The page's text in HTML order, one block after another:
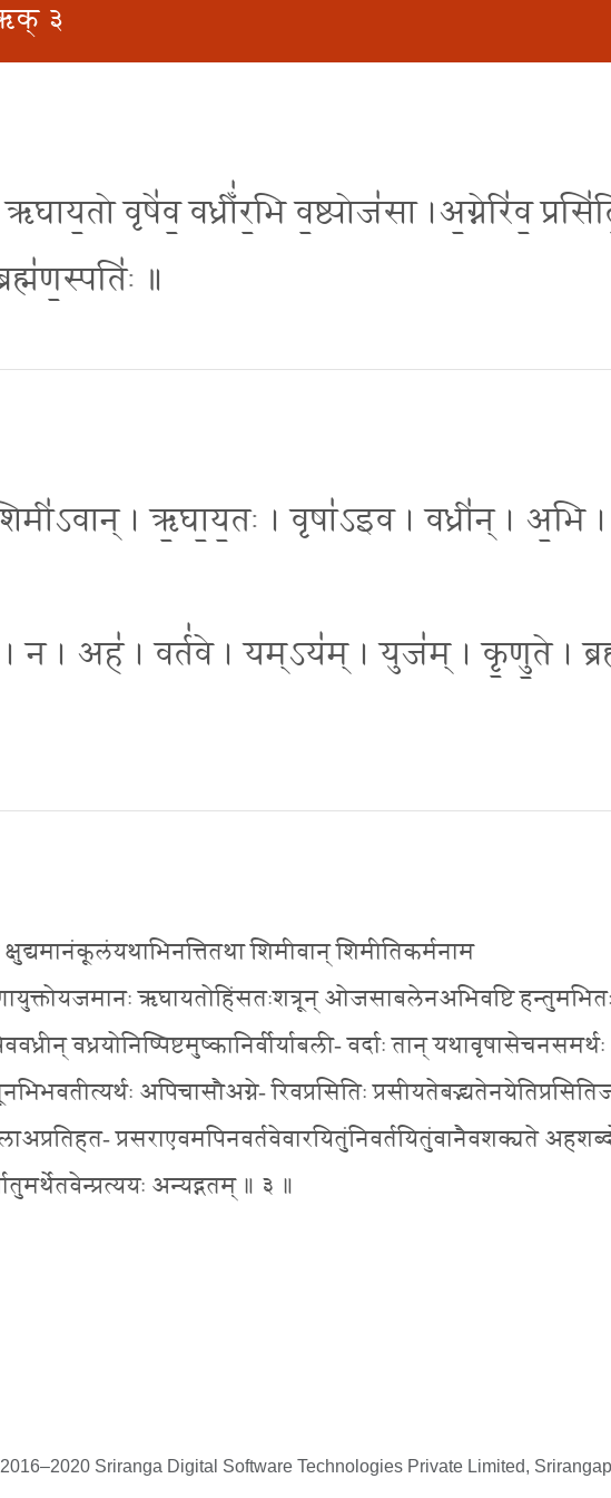
३
ऋघाय॒तो वृषे॑व॒ वध्रीँ॑र॒भि व॒ष्ट्योज॑सा ।अ॒ग्नेरि॑व॒
॥
। ऋ॒घा॒य॒तः । वृषा॑ऽइव । वध्री॑न् । अ॒भि ।
। न । अह॑ । वर्त॑वे । यम्ऽय॑म् । युज॑म् । कृ॒णु॒ते ।
शिमीवान् शिमीतिकर्मनाम
ऋघायतोहिंसतःशत्रून् ओजसाबलेनअभिवष्टि
वध्रयोनिष्पिष्टमुष्कानिर्वीर्याबली- वर्दाः तान् यथावृषासेचनसमर्थः
अपिचासौअग्ने- रिवप्रसितिः
प्रसराएवमपिनवर्तवेवारयितुंनिवर्तयितुंवानैवशक्यते
अन्यद्गतम् ॥ ३ ॥
Sriranga Digital Software Technologies Private Limited,